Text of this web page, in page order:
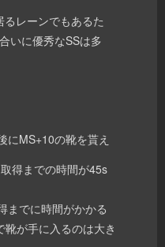
レーンでもあるた
いに優秀なSSは多
にMS+10の靴を貰え
得までの時間が45s
までに時間がかかる
が手に入るのは大き